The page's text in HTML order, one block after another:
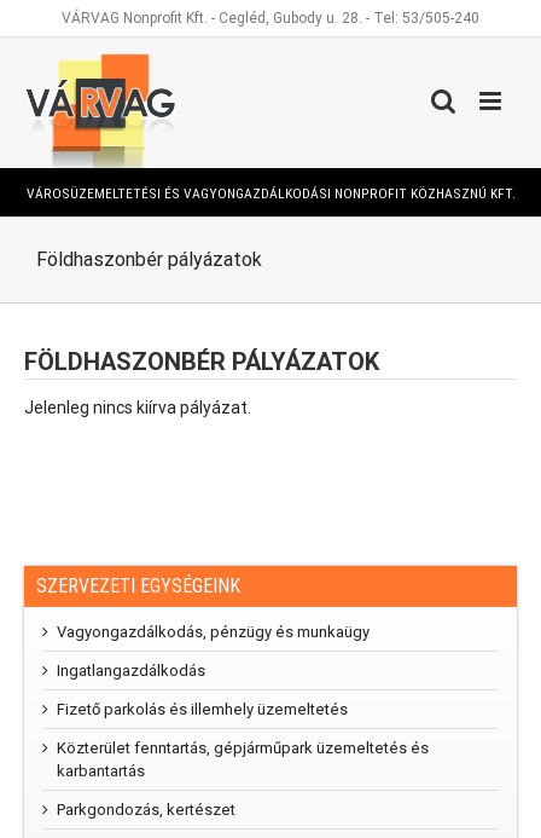
KihagyásVÁRVAG Nonprofit Kft. - Cegléd, Gubody u. 28. - Tel: 53/505-240
VÁROSÜZEMELTETÉSI ÉS VAGYONGAZDÁLKODÁSI NONPROFIT KÖZHASZNÚ KFT.
Földhaszonbér pályázatok
FÖLDHASZONBÉR PÁLYÁZATOK
Jelenleg nincs kiírva pályázat.
SZERVEZETI EGYSÉGEINK
Vagyongazdálkodás, pénzügy és munkaügy
Ingatlangazdálkodás
Fizető parkolás és illemhely üzemeltetés
Közterület fenntartás, gépjárműpark üzemeltetés és
karbantartás
Parkgondozás, kertészet